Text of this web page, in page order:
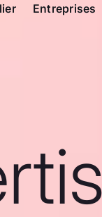
Entreprises